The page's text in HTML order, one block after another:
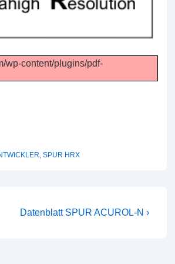
wp-content/plugins/pdf-
,SPUR HRX
Nächster
Datenblatt SPUR ACUROL-N ›